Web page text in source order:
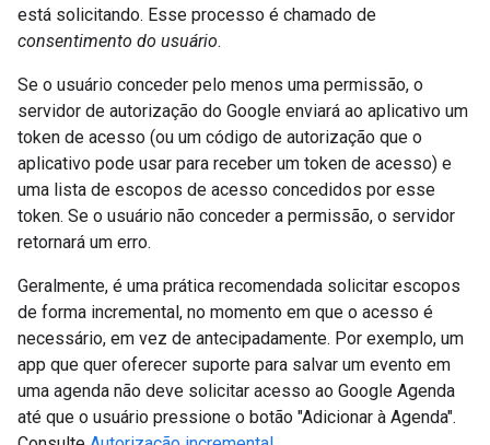
está solicitando. Esse processo é chamado de
consentimento do usuário.
Se o usuário conceder pelo menos uma permissão, o
servidor de autorização do Google enviará ao aplicativo um
token de acesso (ou um código de autorização que o
aplicativo pode usar para receber um token de acesso) e
uma lista de escopos de acesso concedidos por esse
token. Se o usuário não conceder a permissão, o servidor
retornará um erro.
Geralmente, é uma prática recomendada solicitar escopos
de forma incremental, no momento em que o acesso é
necessário, em vez de antecipadamente. Por exemplo, um
app que quer oferecer suporte para salvar um evento em
uma agenda não deve solicitar acesso ao Google Agenda
até que o usuário pressione o botão "Adicionar à Agenda".